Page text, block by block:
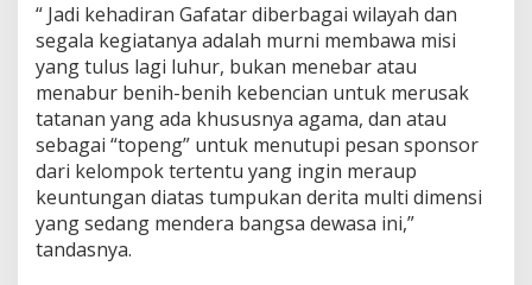
“ Jadi kehadiran Gafatar diberbagai wilayah dan
segala kegiatanya adalah murni membawa misi
yang tulus lagi luhur, bukan menebar atau
menabur benih-benih kebencian untuk merusak
tatanan yang ada khususnya agama, dan atau
sebagai “topeng” untuk menutupi pesan sponsor
dari kelompok tertentu yang ingin meraup
keuntungan diatas tumpukan derita multi dimensi
yang sedang mendera bangsa dewasa ini,”
tandasnya.